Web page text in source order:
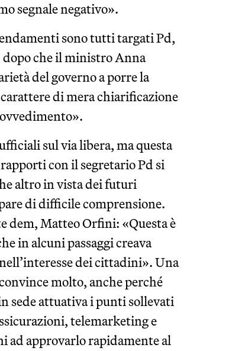
segnale negativo».
sono tutti targati Pd,
che il ministro Anna
del governo a porre la
di mera chiarificazione
sul via libera, ma questa
con il segretario Pd si
altro in vista dei futuri
di difficile comprensione.
dem, Matteo Orfini: «Questa è
in alcuni passaggi creava
dei cittadini». Una
molto, anche perché
sede attuativa i punti sollevati
telemarketing e
ad approvarlo rapidamente al